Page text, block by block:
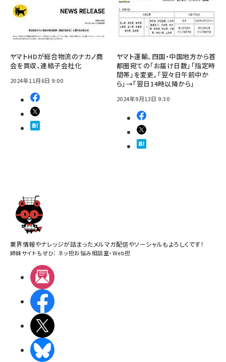
ヤマトHDが総合物流のナカノ商
会を買収、連結子会社化
2024年11月6日 9:00
ヤマト運輸、四国・中国地方から首
都圏宛ての「お届け日数」「指定時
間帯」を変更。「翌々日午前中か
ら」→「翌日14時以降から」
2024年9月13日 9:30
業界情報やナレッジが詰まったメルマガ配信やソーシャルもよろしくです！
姉妹サイトもぜひ： ネッ担お悩み相談室・Web担